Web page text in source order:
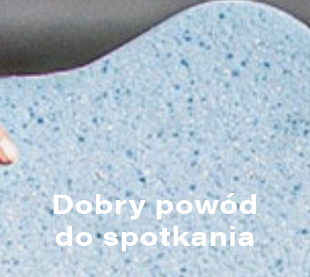
Dobry powód
do spotkania